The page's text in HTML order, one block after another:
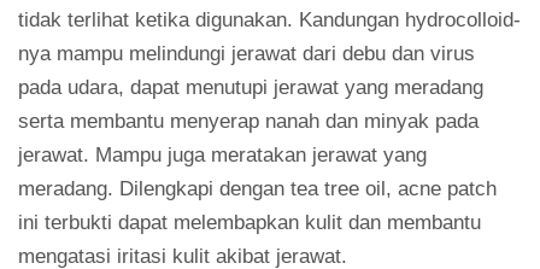
tidak terlihat ketika digunakan. Kandungan hydrocolloid-
nya mampu melindungi jerawat dari debu dan virus
pada udara, dapat menutupi jerawat yang meradang
serta membantu menyerap nanah dan minyak pada
jerawat. Mampu juga meratakan jerawat yang
meradang. Dilengkapi dengan tea tree oil, acne patch
ini terbukti dapat melembapkan kulit dan membantu
mengatasi iritasi kulit akibat jerawat.